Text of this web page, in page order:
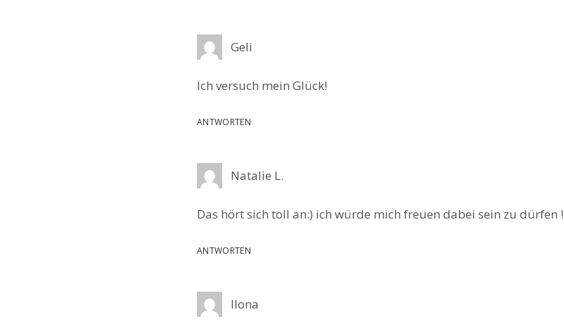
Geli
Ich versuch mein Glück!
ANTWORTEN
Natalie L.
Das hört sich toll an:) ich würde mich freuen dabei sein zu dürfen !
ANTWORTEN
Ilona